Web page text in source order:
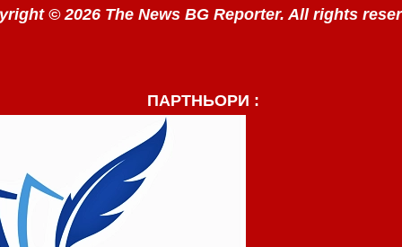
© 2026 The News BG Reporter. All rights
ПАРТНЬОРИ :